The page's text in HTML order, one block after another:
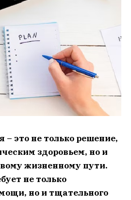
– это не только решение,
здоровьем, но и
жизненному пути.
не только
но и тщательного